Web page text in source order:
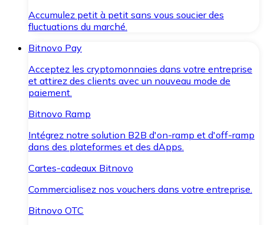
Accumulez petit à petit sans vous soucier des
fluctuations du marché.
Bitnovo Pay
Acceptez les cryptomonnaies dans votre entreprise
et attirez des clients avec un nouveau mode de
paiement.
Bitnovo Ramp
Intégrez notre solution B2B d'on-ramp et d'off-ramp
dans des plateformes et des dApps.
Cartes-cadeaux Bitnovo
Commercialisez nos vouchers dans votre entreprise.
Bitnovo OTC